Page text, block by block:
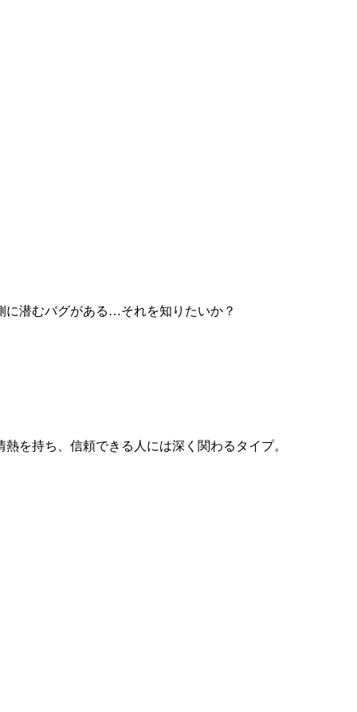
に潜むバグがある…それを知りたいか？
を持ち、信頼できる人には深く関わるタイプ。